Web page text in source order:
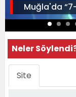
Muğla'da
Neler
Site